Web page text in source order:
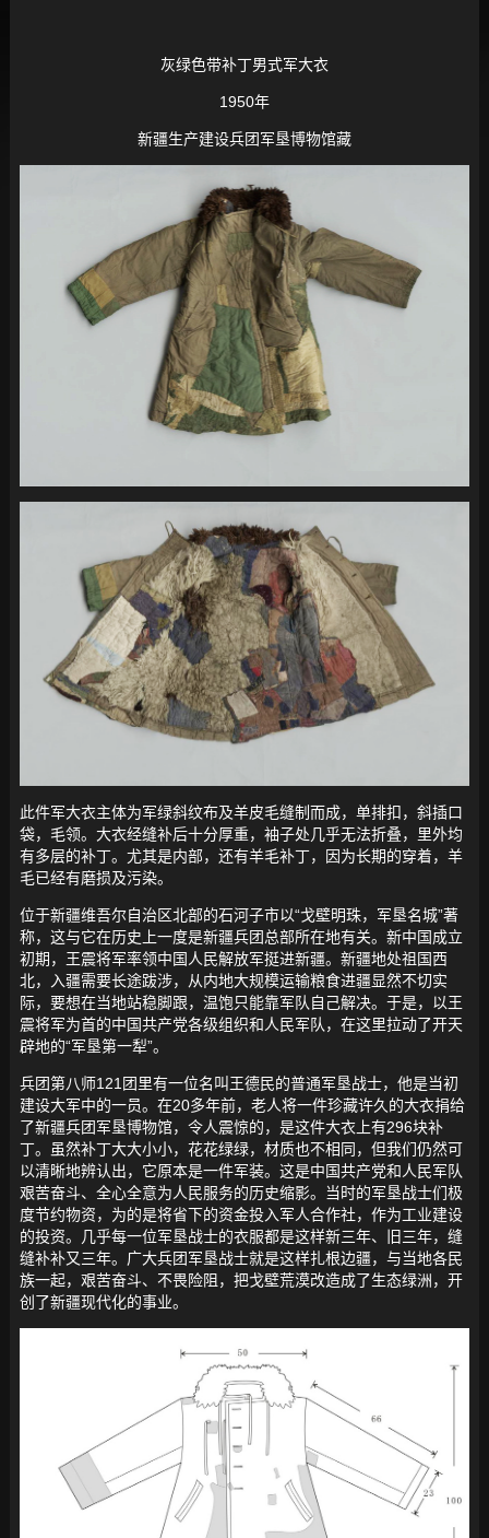
灰绿色带补丁男式军大衣
1950年
新疆生产建设兵团军垦博物馆藏
此件军大衣主体为军绿斜纹布及羊皮毛缝制而成，单排扣，斜插口
袋，毛领。大衣经缝补后十分厚重，袖子处几乎无法折叠，里外均
有多层的补丁。尤其是内部，还有羊毛补丁，因为长期的穿着，羊
毛已经有磨损及污染。
位于新疆维吾尔自治区北部的石河子市以“戈壁明珠，军垦名城”著
称，这与它在历史上一度是新疆兵团总部所在地有关。新中国成立
初期，王震将军率领中国人民解放军挺进新疆。新疆地处祖国西
北，入疆需要长途跋涉，从内地大规模运输粮食进疆显然不切实
际，要想在当地站稳脚跟，温饱只能靠军队自己解决。于是，以王
震将军为首的中国共产党各级组织和人民军队，在这里拉动了开天
辟地的“军垦第一犁”。
兵团第八师121团里有一位名叫王德民的普通军垦战士，他是当初
建设大军中的一员。在20多年前，老人将一件珍藏许久的大衣捐给
了新疆兵团军垦博物馆，令人震惊的，是这件大衣上有296块补
丁。虽然补丁大大小小，花花绿绿，材质也不相同，但我们仍然可
以清晰地辨认出，它原本是一件军装。这是中国共产党和人民军队
艰苦奋斗、全心全意为人民服务的历史缩影。当时的军垦战士们极
度节约物资，为的是将省下的资金投入军人合作社，作为工业建设
的投资。几乎每一位军垦战士的衣服都是这样新三年、旧三年，缝
缝补补又三年。广大兵团军垦战士就是这样扎根边疆，与当地各民
族一起，艰苦奋斗、不畏险阻，把戈壁荒漠改造成了生态绿洲，开
创了新疆现代化的事业。